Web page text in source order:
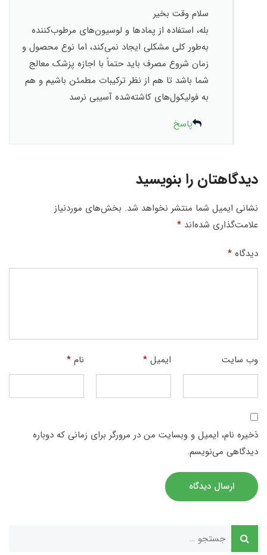
سلام وقت بخیر
بله، استفاده از پمادها و لوسیون‌های مرطوب‌کننده
به‌طور کلی مشکلی ایجاد نمی‌کند، اما نوع محصول و
زمان شروع مصرف باید حتماً با اجازه پزشک معالج
شما باشد تا هم از نظر ترکیبات مطمئن باشیم و هم
به فولیکول‌های کاشته‌شده آسیبی نرسد
پاسخ
دیدگاهتان را بنویسید
نشانی ایمیل شما منتشر نخواهد شد. بخش‌های موردنیاز
علامت‌گذاری شده‌اند *
دیدگاه *
نام* ایمیل* وب‌ سایت
ذخیره نام، ایمیل و وبسایت من در مرورگر برای زمانی که دوباره
دیدگاهی می‌نویسم.
ارسال دیدگاه